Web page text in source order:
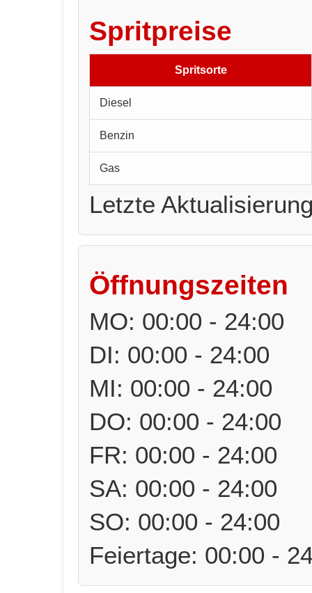
Spritpreise
Spritsorte
Diesel
Benzin
Gas
Letzte
Öffnungszeiten
MO: 00:00 - 24:00
DI: 00:00 - 24:00
MI: 00:00 - 24:00
DO: 00:00 - 24:00
FR: 00:00 - 24:00
SA: 00:00 - 24:00
SO: 00:00 - 24:00
Feiertage: 00:00 -